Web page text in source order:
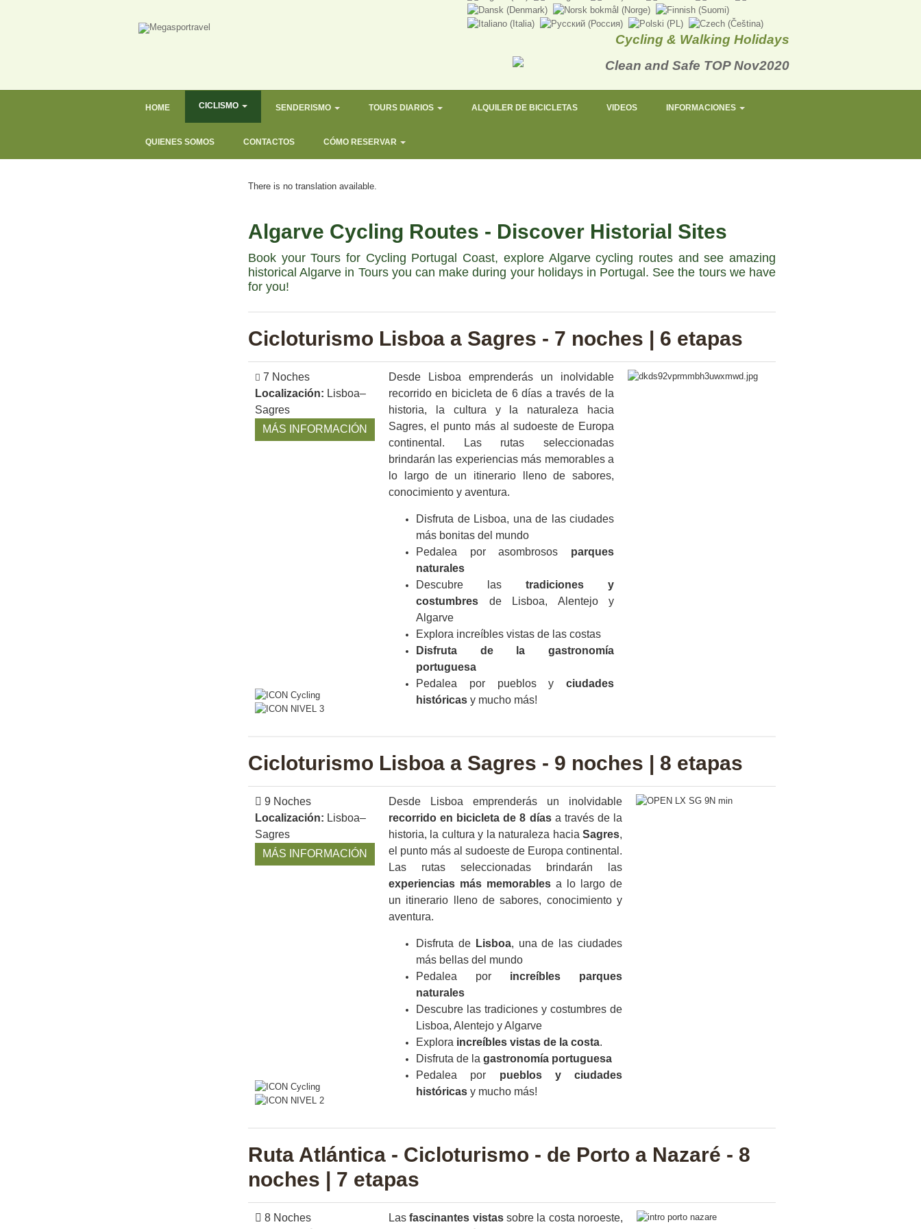
Cycling & Walking Holidays
HOME CICLISMO SENDERISMO TOURS DIARIOS ALQUILER DE BICICLETAS VIDEOS INFORMACIONES
QUIENES SOMOS CONTACTOS CÓMO RESERVAR
There is no translation available.
Algarve Cycling Routes - Discover Historial Sites
Book your Tours for Cycling Portugal Coast, explore Algarve cycling routes and see amazing
historical Algarve in Tours you can make during your holidays in Portugal. See the tours we have
for you!
Cicloturismo Lisboa a Sagres - 7 noches | 6 etapas
7 Noches
Localización: Lisboa–
Sagres
MÁS INFORMACIÓN
Desde Lisboa emprenderás un inolvidable
recorrido en bicicleta de 6 días a través de la
historia, la cultura y la naturaleza hacia
Sagres, el punto más al sudoeste de Europa
continental. Las rutas seleccionadas
brindarán las experiencias más memorables a
lo largo de un itinerario lleno de sabores,
conocimiento y aventura.
Disfruta de Lisboa, una de las ciudades
más bonitas del mundo
Pedalea por asombrosos parques
naturales
Descubre las tradiciones y
costumbres de Lisboa, Alentejo y
Algarve
Explora increíbles vistas de las costas
Disfruta de la gastronomía
portuguesa
Pedalea por pueblos y ciudades
históricas y mucho más!
Cicloturismo Lisboa a Sagres - 9 noches | 8 etapas
9 Noches
Localización: Lisboa–
Sagres
MÁS INFORMACIÓN
Desde Lisboa emprenderás un inolvidable
recorrido en bicicleta de 8 díasa través de la
historia, la cultura y la naturaleza hacia Sagres,
el punto más al sudoeste de Europa continental.
Las rutas seleccionadas brindarán las
experiencias más memorables a lo largo de
un itinerario lleno de sabores, conocimiento y
aventura.
Disfruta de Lisboa, una de las ciudades
más bellas del mundo
Pedalea por increíbles parques
naturales
Descubre las tradiciones y costumbres de
Lisboa, Alentejo y Algarve
Explora increíbles vistas de la costa.
Disfruta de la gastronomía portuguesa
Pedalea por pueblos y ciudades
históricas y mucho más!
Ruta Atlántica - Cicloturismo - de Porto a Nazaré - 8
noches | 7 etapas
8 Noches
Lasfascinantes vistassobre la costa noroeste,